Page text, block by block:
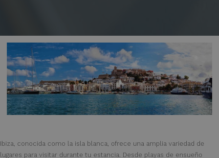
Ibiza, conocida como la isla blanca, ofrece una amplia variedad de
lugares para visitar durante tu estancia. Desde playas de ensueño